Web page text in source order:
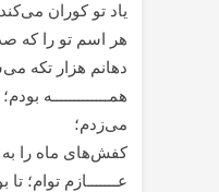
یاد تو کوران
هر اسم تو را که
دهانم هزار تکه
همـــــــــــــه
می‌زدم؛
کفش‌های ماه را به
عـــــــازم توام؛